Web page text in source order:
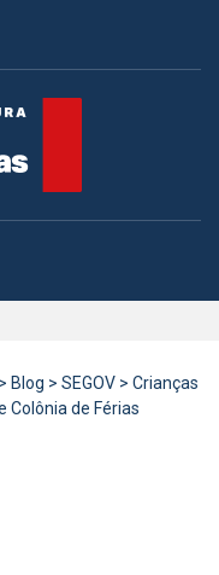
> Blog > SEGOV > Crianças
Colônia de Férias